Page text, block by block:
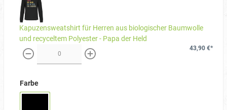
Kapuzensweatshirt für Herren aus biologischer Baumwolle
und recyceltem Polyester - Papa der Held
weniger mehr
43,90 €*
Farbe